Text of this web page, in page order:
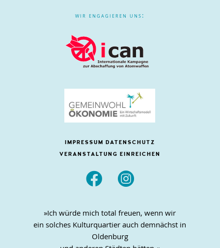
wir engagieren uns:
IMPRESSUM
DATENSCHUTZ
VERANSTALTUNG EINREICHEN
 
»Ich würde mich total freuen, wenn wir
ein solches Kulturquartier auch demnächst in
Oldenburg